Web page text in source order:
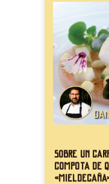
Sobre un
compota de